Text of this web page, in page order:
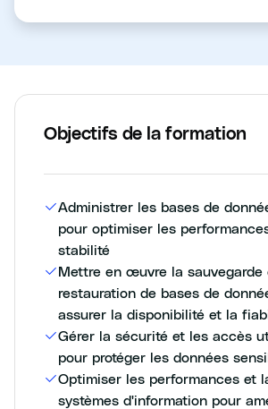
Objectifs de la formation
Administrer les bases de
pour optimiser les
stabilité
Mettre en œuvre la sauvegarde
restauration de bases de
assurer la disponibilité et la
Gérer la sécurité et les accès
pour protéger les données
Optimiser les performances et
systèmes d'information pour